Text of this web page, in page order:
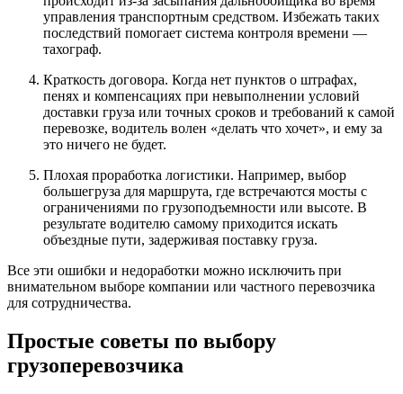
управления транспортным средством. Избежать таких
последствий помогает система контроля времени —
тахограф.
Краткость договора. Когда нет пунктов о штрафах,
пенях и компенсациях при невыполнении условий
доставки груза или точных сроков и требований к самой
перевозке, водитель волен «делать что хочет», и ему за
это ничего не будет.
Плохая проработка логистики. Например, выбор
большегруза для маршрута, где встречаются мосты с
ограничениями по грузоподъемности или высоте. В
результате водителю самому приходится искать
объездные пути, задерживая поставку груза.
Все эти ошибки и недоработки можно исключить при
внимательном выборе компании или частного перевозчика
для сотрудничества.
Простые советы по выбору
грузоперевозчика